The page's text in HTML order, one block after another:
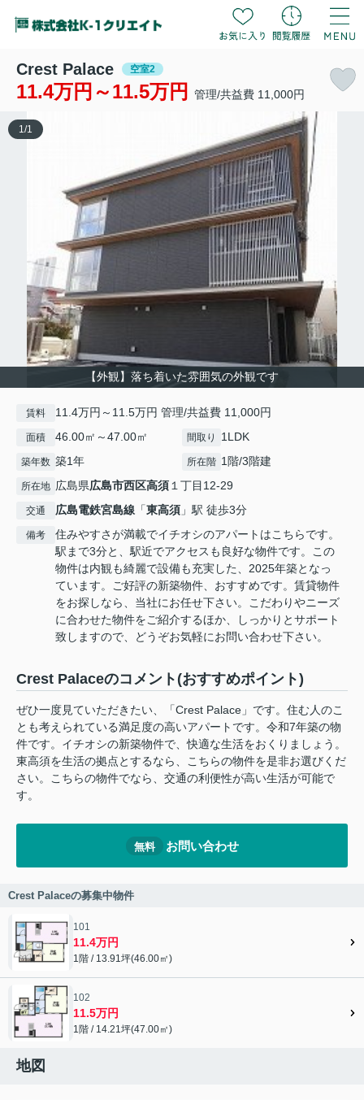
Crest Palace 空室2
11.4万円～11.5万円 管理/共益費 11,000円
【外観】落ち着いた雰囲気の外観です
1 /1
賃料 11.4万円～11.5万円 管理/共益費 11,000円
面積 46.00㎡～47.00㎡ 間取り 1LDK
築年数 築1年 所在階 1階/3階建
所在地 広島県広島市西区高須 １丁目12-29
交通 広島電鉄宮島線 「東高須 」駅 徒歩3分
備考
住みやすさが満載でイチオシのアパートはこちらです。
駅まで3分と、駅近でアクセスも良好な物件です。この
物件は内観も綺麗で設備も充実した、2025年築となっ
ています。ご好評の新築物件、おすすめです。賃貸物件
をお探しなら、当社にお任せ下さい。こだわりやニーズ
に合わせた物件をご紹介するほか、しっかりとサポート
致しますので、どうぞお気軽にお問い合わせ下さい。
Crest Palaceのコメント(おすすめポイント)
ぜひ一度見ていただきたい、「Crest Palace」です。住む人のこ
とも考えられている満足度の高いアパートです。令和7年築の物
件です。イチオシの新築物件で、快適な生活をおくりましょう。
東高須を生活の拠点とするなら、こちらの物件を是非お選びくだ
さい。こちらの物件でなら、交通の利便性が高い生活が可能で
す。
無料 お問い合わせ
Crest Palaceの募集中物件
101
11.4万円
1階 / 13.91坪(46.00㎡)
102
11.5万円
1階 / 14.21坪(47.00㎡)
地図